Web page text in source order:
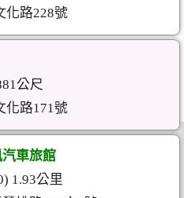
化路228號
公尺
化路171號
車旅館
1.93公里